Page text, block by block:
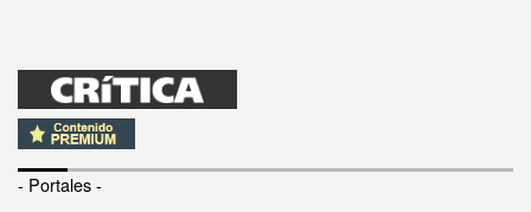
- Portales -